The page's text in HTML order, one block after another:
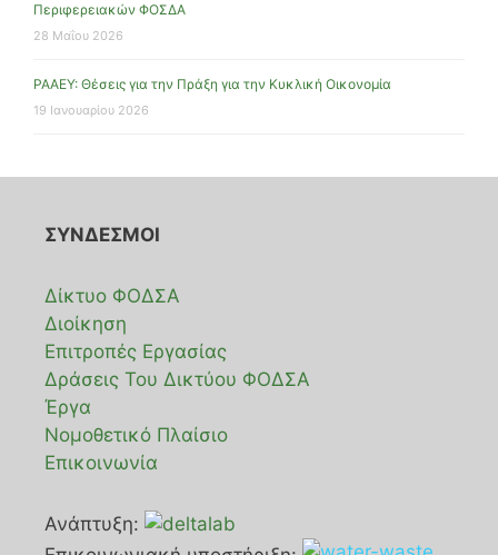
Περιφερειακών ΦΟΣΔΑ
28 Μαΐου 2026
ΡΑΑΕΥ: Θέσεις για την Πράξη για την Κυκλική Οικονομία
19 Ιανουαρίου 2026
ΣΥΝΔΕΣΜΟΙ
Δίκτυο ΦΟΔΣΑ
Διοίκηση
Επιτροπές Εργασίας
Δράσεις Του Δικτύου ΦΟΔΣΑ
Έργα
Νομοθετικό Πλαίσιο
Επικοινωνία
Ανάπτυξη: